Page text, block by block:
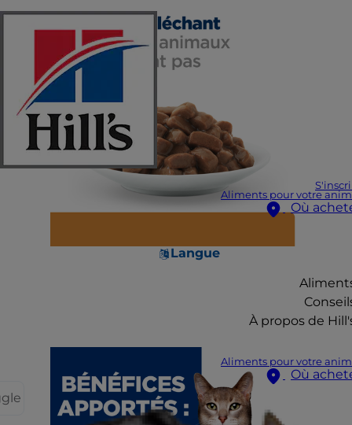
Aliments pour votre
Où
Langue
À propos de
Aliments pour votre
Où